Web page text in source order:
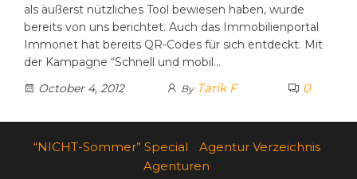
als äußerst nützliches Tool bewiesen haben, wurde
bereits von uns berichtet. Auch das Immobilienportal
Immonet hat bereits QR-Codes für sich entdeckt. Mit
der Kampagne “Schnell und mobil…
October 4, 2012
By Tarik F 0
“NICHT-Sommer” Special
Agentur Verzeichnis
Agenturen